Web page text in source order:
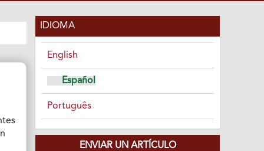
IDIOMA
English
Español
Português
ENVIAR UN ARTÍCULO